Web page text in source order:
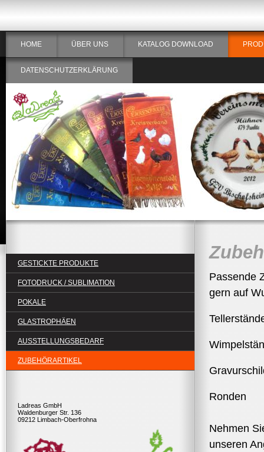
HOME ÜBER UNS KATALOG DOWNLOAD
DATENSCHUTZERKLÄRUNG
GESTICKTE PRODUKTE
FOTODRUCK / SUBLIMATION
POKALE
GLASTROPHÄEN
AUSSTELLUNGSBEDARF
ZUBEHÖRARTIKEL
Ladreas GmbH
Waldenburger Str. 136
09212 Limbach-Oberfrohna
Passende
gern auf
Ronden
Nehmen
unseren